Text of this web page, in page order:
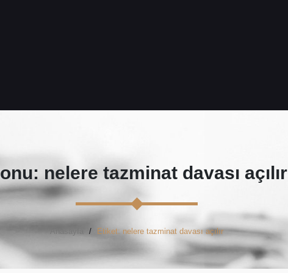
nelere tazminat davası açılır
Anasayfa Etiket: nelere tazminat davası açılır